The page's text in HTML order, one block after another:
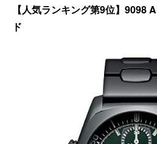
【人気ランキング第9位】9098
ド